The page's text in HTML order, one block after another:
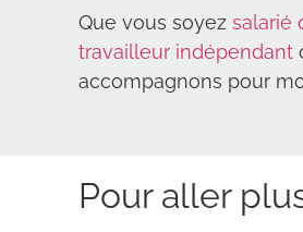
Que vous soyez salarié
travailleur indépendant
accompagnons pour
Pour aller